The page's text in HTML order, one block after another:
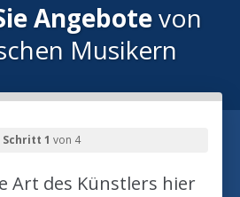
Angebotevon
Musikern
Schritt 1 von 4
Art des Künstlers hier